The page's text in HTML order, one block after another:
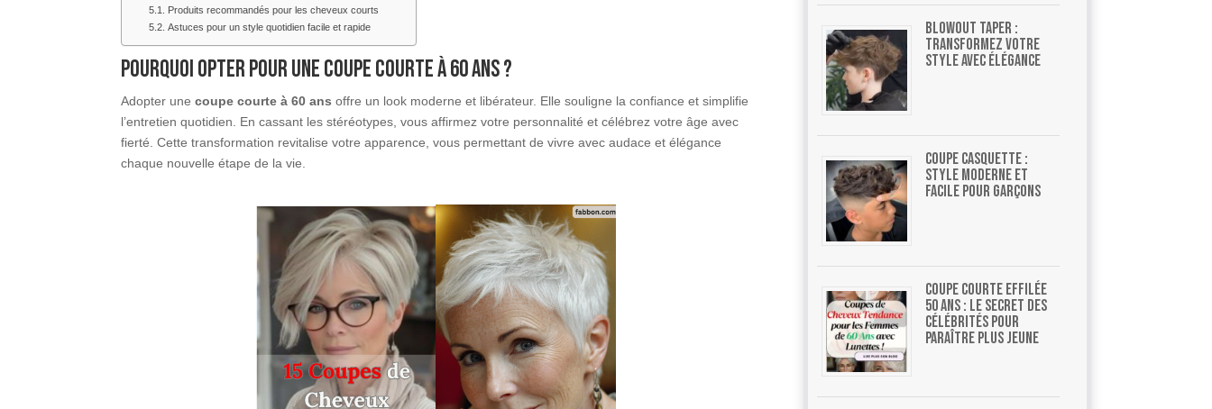
Produits recommandés pour les cheveux courts
Astuces pour un style quotidien facile et rapide
Pourquoi opter pour une coupe courte à 60 ans ?
Adopter unecoupe courte à 60 ans offre un look moderne et libérateur. Elle souligne la confiance et simplifie
l’entretien quotidien. En cassant les stéréotypes, vous affirmez votre personnalité et célébrez votre âge avec
fierté. Cette transformation revitalise votre apparence, vous permettant de vivre avec audace et élégance
chaque nouvelle étape de la vie.
Blowout Taper :
Transformez Votre
Style Avec Élégance
Coupe casquette :
style moderne et
facile pour garçons
Coupe courte effilée
50 ans : le secret des
célébrités pour
paraître plus jeune